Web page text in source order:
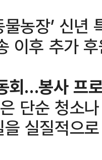
농장’ 신년
이후 추가
회…봉사 프
단순 청소
실질적으